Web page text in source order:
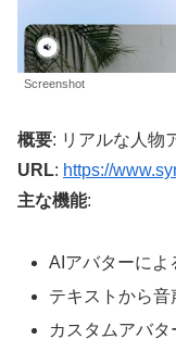
Screenshot
概要: リアルな人物
URL: https://
主な機能:
AIアバターによ
テキストから音
カスタムアバタ